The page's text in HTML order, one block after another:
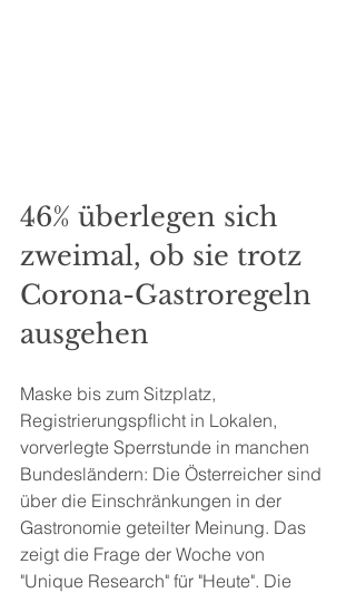
46% überlegen sich
zweimal, ob sie trotz
Corona-Gastroregeln
ausgehen
Maske bis zum Sitzplatz,
Registrierungspflicht in Lokalen,
vorverlegte Sperrstunde in manchen
Bundesländern: Die Österreicher sind
über die Einschränkungen in der
Gastronomie geteilter Meinung. Das
zeigt die Frage der Woche von
"Unique Research" für "Heute". Die